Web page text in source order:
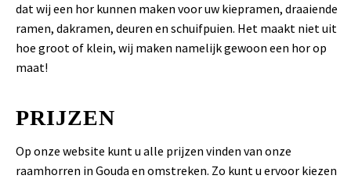
dat wij een hor kunnen maken voor uw kiepramen, draaiende
ramen, dakramen, deuren en schuifpuien. Het maakt niet uit
hoe groot of klein, wij maken namelijk gewoon een hor op
maat!
PRIJZEN
Op onze website kunt u alle prijzen vinden van onze
raamhorren in Gouda en omstreken. Zo kunt u ervoor kiezen